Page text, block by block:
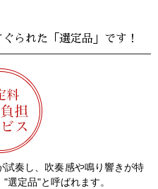
られた「選定品」です！
奏し、吹奏感や鳴り響きが特
選定品"と呼ばれます。